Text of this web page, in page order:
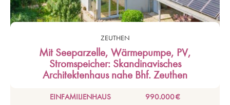
ZEUTHEN
Mit Seeparzelle, Wärmepumpe, PV,
Stromspeicher: Skandinavisches
Architektenhaus nahe Bhf. Zeuthen
EINFAMILIENHAUS 990.000 €